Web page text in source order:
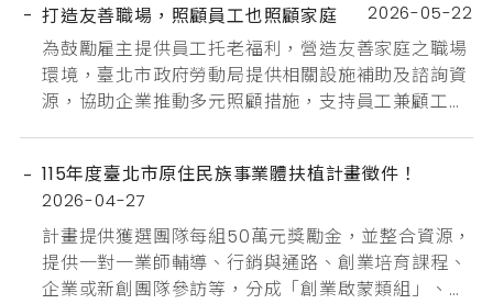
打造友善職場，照顧員工也照顧家庭 2026-05-22
為鼓勵雇主提供員工托老福利，營造友善家庭之職場
環境，臺北市政府勞動局提供相關設施補助及諮詢資
源，協助企業推動多元照顧措施，支持員工兼顧工作
資訊請參閱：臺北市政府勞動局－企業托老服務諮詢
窗口網址：https://bola.gov.taipei/News.aspx?
n=998181E06DE55C2E&...
115年度臺北市原住民族事業體扶植計畫徵件！
2026-04-27
計畫提供獲選團隊每組50萬元獎勵金，並整合資源，
提供一對一業師輔導、行銷與通路、創業培育課程、
企業或新創團隊參訪等，分成「創業啟蒙類組」、